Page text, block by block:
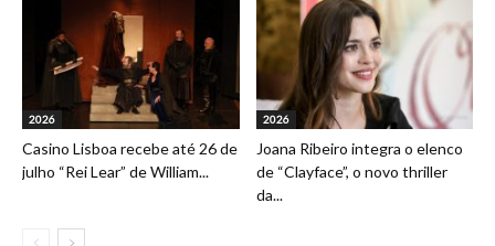
2026
Casino Lisboa recebe até 26 de
julho “Rei Lear” de William...
2026
Joana Ribeiro integra o elenco
de “Clayface”, o novo thriller
da...